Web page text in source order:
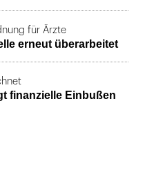
für Ärzte
erneut überarbeitet
finanzielle Einbußen